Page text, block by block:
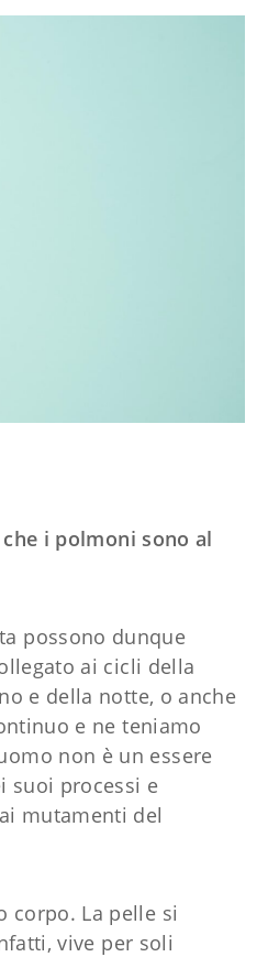
i polmoni sono al
possono dunque
ai cicli della
e della notte, o anche
e ne teniamo
non è un essere
suoi processi e
mutamenti del
corpo. La pelle si
vive per soli